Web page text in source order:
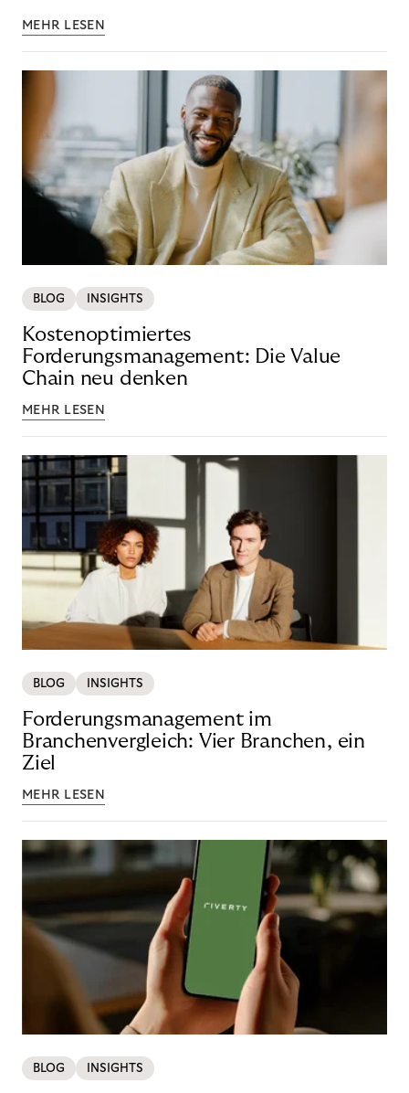
MEHR LESEN
BLOG INSIGHTS
Kostenoptimiertes
Forderungsmanagement: Die Value
Chain neu denken
MEHR LESEN
BLOG INSIGHTS
Forderungsmanagement im
Branchenvergleich: Vier Branchen, ein
Ziel
MEHR LESEN
BLOG INSIGHTS